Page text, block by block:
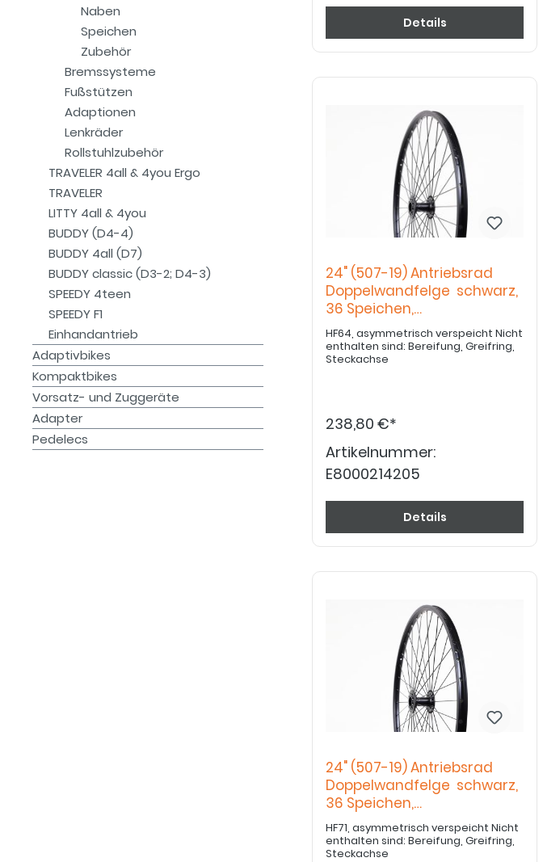
Naben
Speichen
Zubehör
Bremssysteme
Fußstützen
Adaptionen
Lenkräder
Rollstuhlzubehör
TRAVELER 4all & 4you Ergo
TRAVELER
LITTY 4all & 4you
BUDDY (D4-4)
BUDDY 4all (D7)
BUDDY classic (D3-2; D4-3)
SPEEDY 4teen
SPEEDY F1
Einhandantrieb
Adaptivbikes
Kompaktbikes
Vorsatz- und Zuggeräte
Adapter
Pedelecs
Details
24" (507-19) Antriebsrad
Doppelwandfelge schwarz,
36 Speichen,
Hochflanschnabe
HF64, asymmetrisch verspeicht Nicht
enthalten sind: Bereifung, Greifring,
Steckachse
238,80 €*
Artikelnummer:
E8000214205
Details
24" (507-19) Antriebsrad
Doppelwandfelge schwarz,
36 Speichen,
Hochflanschnabe
HF71, asymmetrisch verspeicht Nicht
enthalten sind: Bereifung, Greifring,
Steckachse